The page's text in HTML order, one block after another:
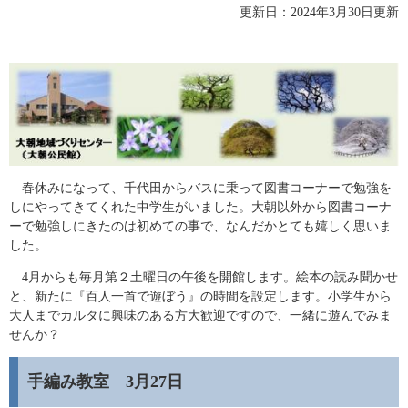
更新日：2024年3月30日更新
春休みになって、千代田からバスに乗って図書コーナーで勉強を
しにやってきてくれた中学生がいました。大朝以外から図書コーナ
ーで勉強しにきたのは初めての事で、なんだかとても嬉しく思いま
した。
4月からも毎月第２土曜日の午後を開館します。絵本の読み聞かせ
と、新たに『百人一首で遊ぼう』の時間を設定します。小学生から
大人までカルタに興味のある方大歓迎ですので、一緒に遊んでみま
せんか？
手編み教室 3月27日